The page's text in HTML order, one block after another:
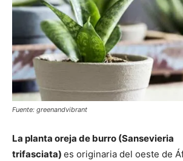
Fuente: greenandvibrant
La planta oreja de burro (Sansevieria
trifasciata) es originaria del oeste de